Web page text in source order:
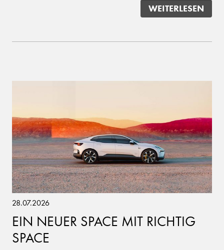
WEITERLESEN
28.07.2026
EIN NEUER SPACE MIT RICHTIG
SPACE